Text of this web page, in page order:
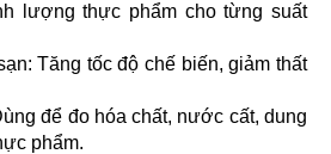
lượng thực phẩm cho từng suất
Tăng tốc độ chế biến, giảm thất
để đo hóa chất, nước cất, dung
phẩm.